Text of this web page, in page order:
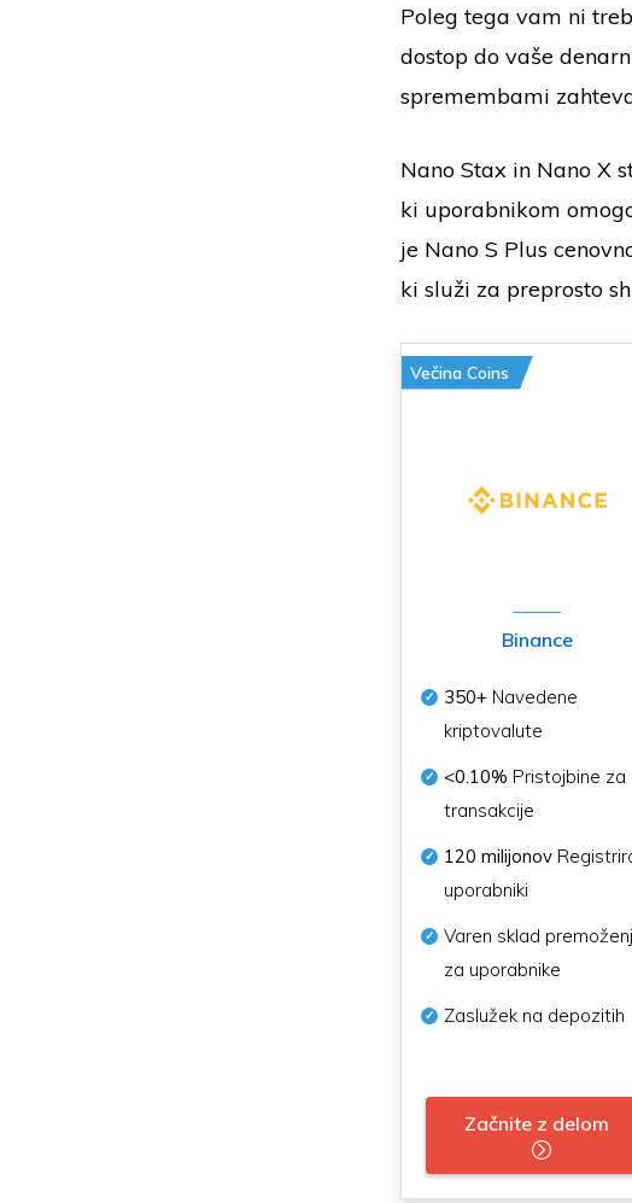
Poleg tega vam ni
dostop do vaše
spremembami
Nano Stax in Nano X
ki uporabnikom
je Nano S Plus
ki služi za preprosto
Večina Coins
Binance
350+ Navedene
kriptovalute
<0.10% Pristojbine za
transakcije
120 milijonov
uporabniki
Varen sklad
za uporabnike
Zaslužek na depozitih
Začnite z delom